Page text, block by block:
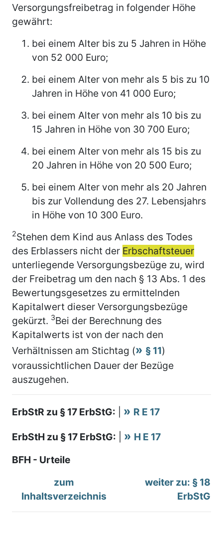
Versorgungsfreibetrag in folgender Höhe
gewährt:
bei einem Alter bis zu 5 Jahren in Höhe
von 52 000 Euro;
bei einem Alter von mehr als 5 bis zu 10
Jahren in Höhe von 41 000 Euro;
bei einem Alter von mehr als 10 bis zu
15 Jahren in Höhe von 30 700 Euro;
bei einem Alter von mehr als 15 bis zu
20 Jahren in Höhe von 20 500 Euro;
bei einem Alter von mehr als 20 Jahren
bis zur Vollendung des 27. Lebensjahrs
in Höhe von 10 300 Euro.
2Stehen dem Kind aus Anlass des Todes
des Erblassers nicht der Erbschaftsteuer
unterliegende Versorgungsbezüge zu, wird
der Freibetrag um den nach § 13 Abs. 1 des
Bewertungsgesetzes zu ermittelnden
Kapitalwert dieser Versorgungsbezüge
gekürzt. 3Bei der Berechnung des
Kapitalwerts ist von der nach den
Verhältnissen am Stichtag (
§ 11)
voraussichtlichen Dauer der Bezüge
auszugehen.
ErbStR zu § 17 ErbStG: R E 17
ErbStH zu § 17 ErbStG:
H E 17
BFH - Urteile
zum
Inhaltsverzeichnis
weiter zu: § 18
ErbStG